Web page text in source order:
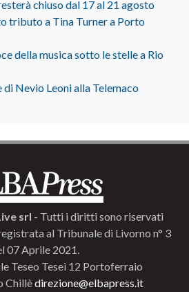
chiuso dal 17 al 21 agosto
tributo a Tina Turner a Porto
della musica sotto le stelle a Rio
Nevio Leoni alla Telemaco
srl - Tutti i diritti sono riservati
al Tribunale di Livorno n° 3
07 Aprile 2021.
Teseo Tesei 12 Portoferraio
Chillèdirezione@elbapress.it